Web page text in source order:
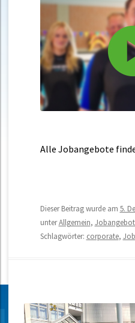
Alle Jobangebote
Dieser Beitrag wurde am 5.
unterAllgemein,
Schlagwörter: corporate, Job